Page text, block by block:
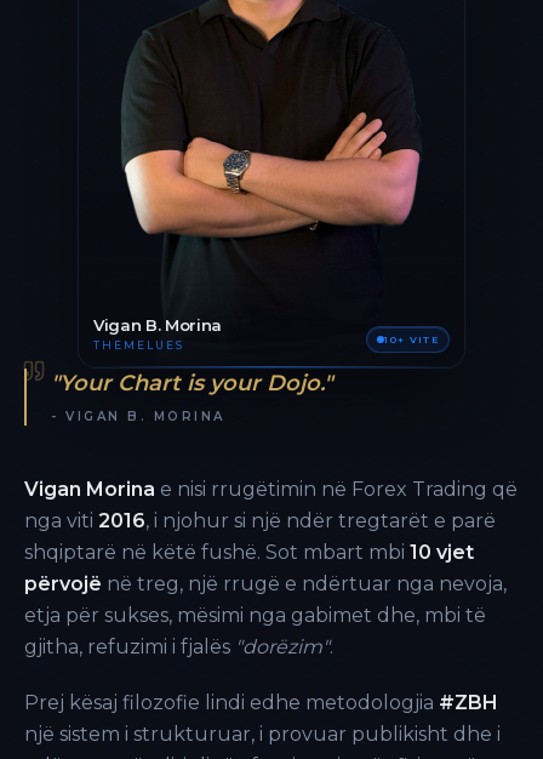
Vigan B. Morina
THEMELUES 10+ VITE
"Your Chart is your Dojo."
- VIGAN B. MORINA
Vigan Morina e nisi rrugëtimin në Forex Trading që
nga viti 2016, i njohur si një ndër tregtarët e parë
shqiptarë në këtë fushë. Sot mbart mbi 10 vjet
përvojë në treg, një rrugë e ndërtuar nga nevoja,
etja për sukses, mësimi nga gabimet dhe, mbi të
gjitha, refuzimi i fjalës "dorëzim".
Prej kësaj filozofie lindi edhe metodologjia #ZBH
një sistem i strukturuar, i provuar publikisht dhe i